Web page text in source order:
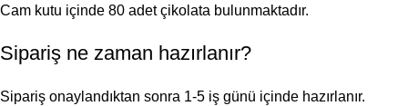
Cam kutu içinde 80 adet çikolata bulunmaktadır.
Sipariş ne zaman hazırlanır?
Sipariş onaylandıktan sonra 1-5 iş günü içinde hazırlanır.